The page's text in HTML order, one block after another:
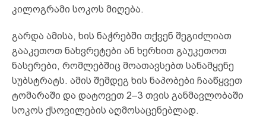
კილოგრამი სოკოს მიღება.
გარდა ამისა, ხის ნაჭრებში თქვენ შეგიძლიათ
გააკეთოთ ნახვრეტები ან ხერხით გაუკეთოთ
ნასერები, რომლებშიც მოათავსებთ სანამყენე
სუბსტრატს. ამის შემდეგ ხის ნაპობები ჩააწყვეთ
ტომარაში და დატოვეთ 2–3 თვის განმავლობაში
სოკოს ქსოვილების აღმოსაცენებლად.